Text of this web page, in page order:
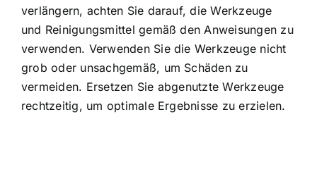
verlängern, achten Sie darauf, die Werkzeuge
und Reinigungsmittel gemäß den Anweisungen zu
verwenden. Verwenden Sie die Werkzeuge nicht
grob oder unsachgemäß, um Schäden zu
vermeiden. Ersetzen Sie abgenutzte Werkzeuge
rechtzeitig, um optimale Ergebnisse zu erzielen.